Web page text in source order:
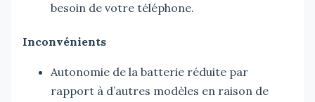
besoin de votre téléphone.
Inconvénients
Autonomie de la batterie réduite par
rapport à d’autres modèles en raison de